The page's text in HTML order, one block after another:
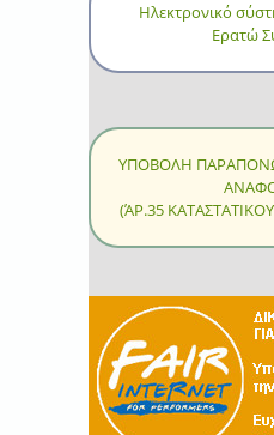
Ηλεκτρονικό
Ερατώ
ΥΠΟΒΟΛΗ
(ΆΡ.35